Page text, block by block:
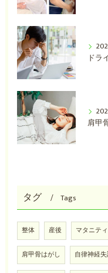
ドラ
肩甲
タグ Tags
整体 産後 マタニティ
肩甲骨はがし 自律神経